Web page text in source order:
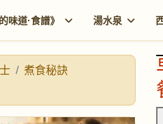
味道·食譜》 湯水泉
煮食秘訣